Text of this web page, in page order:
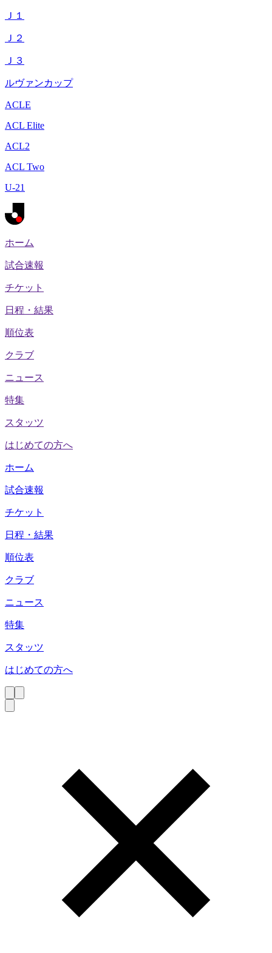
Ｊ１
Ｊ２
Ｊ３
ルヴァンカップ
ACLE
ACL Elite
ACL2
ACL Two
U-21
ホーム
試合速報
チケット
日程・結果
順位表
クラブ
ニュース
特集
スタッツ
はじめての方へ
ホーム
試合速報
チケット
日程・結果
順位表
クラブ
ニュース
特集
スタッツ
はじめての方へ